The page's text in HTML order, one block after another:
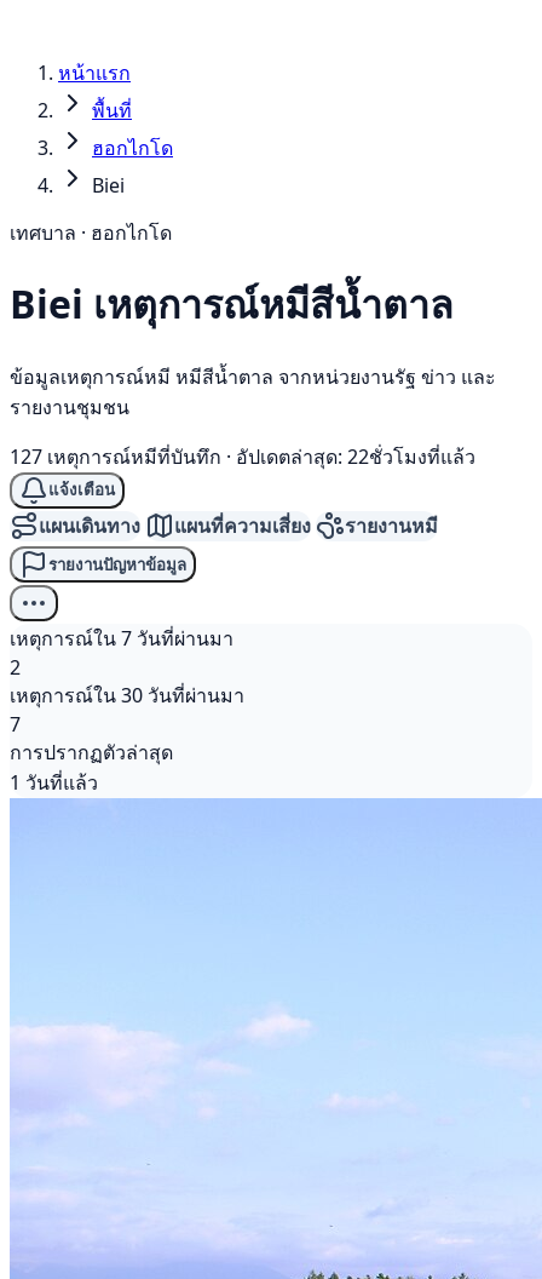
หน้าแรก
พื้นที่
ฮอกไกโด
Biei
เทศบาล · ฮอกไกโด
Biei เหตุการณ์หมีสีน้ำตาล
ข้อมูลเหตุการณ์หมี หมีสีน้ำตาล จากหน่วยงานรัฐ ข่าว และ
รายงานชุมชน
127 เหตุการณ์หมีที่บันทึก · อัปเดตล่าสุด: 22ชั่วโมงที่แล้ว
แจ้งเตือน
แผนเดินทาง แผนที่ความเสี่ยง รายงานหมี
รายงานปัญหาข้อมูล
เหตุการณ์ใน 7 วันที่ผ่านมา
2
เหตุการณ์ใน 30 วันที่ผ่านมา
7
การปรากฏตัวล่าสุด
1 วันที่แล้ว